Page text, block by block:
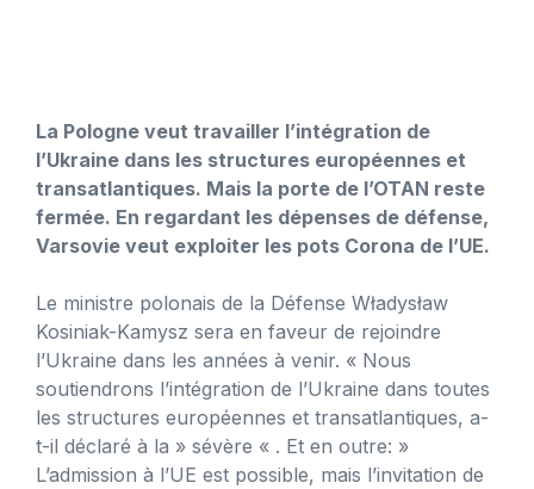
La Pologne veut travailler l’intégration de
l’Ukraine dans les structures européennes et
transatlantiques. Mais la porte de l’OTAN reste
fermée. En regardant les dépenses de défense,
Varsovie veut exploiter les pots Corona de l’UE.
Le ministre polonais de la Défense Władysław
Kosiniak-Kamysz sera en faveur de rejoindre
l’Ukraine dans les années à venir. « Nous
soutiendrons l’intégration de l’Ukraine dans toutes
les structures européennes et transatlantiques, a-
t-il déclaré à la » sévère « . Et en outre: »
L’admission à l’UE est possible, mais l’invitation de